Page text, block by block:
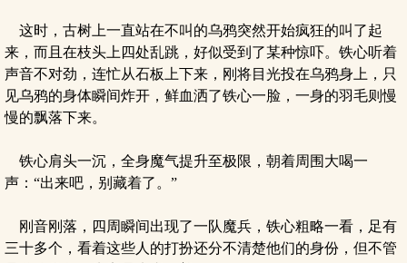
这时，古树上一直站在不叫的乌鸦突然开始疯狂的叫了起
来，而且在枝头上四处乱跳，好似受到了某种惊吓。铁心听着
声音不对劲，连忙从石板上下来，刚将目光投在乌鸦身上，只
见乌鸦的身体瞬间炸开，鲜血洒了铁心一脸，一身的羽毛则慢
慢的飘落下来。
铁心肩头一沉，全身魔气提升至极限，朝着周围大喝一
声：“出来吧，别藏着了。”
刚音刚落，四周瞬间出现了一队魔兵，铁心粗略一看，足有
三十多个，看着这些人的打扮还分不清楚他们的身份，但不管